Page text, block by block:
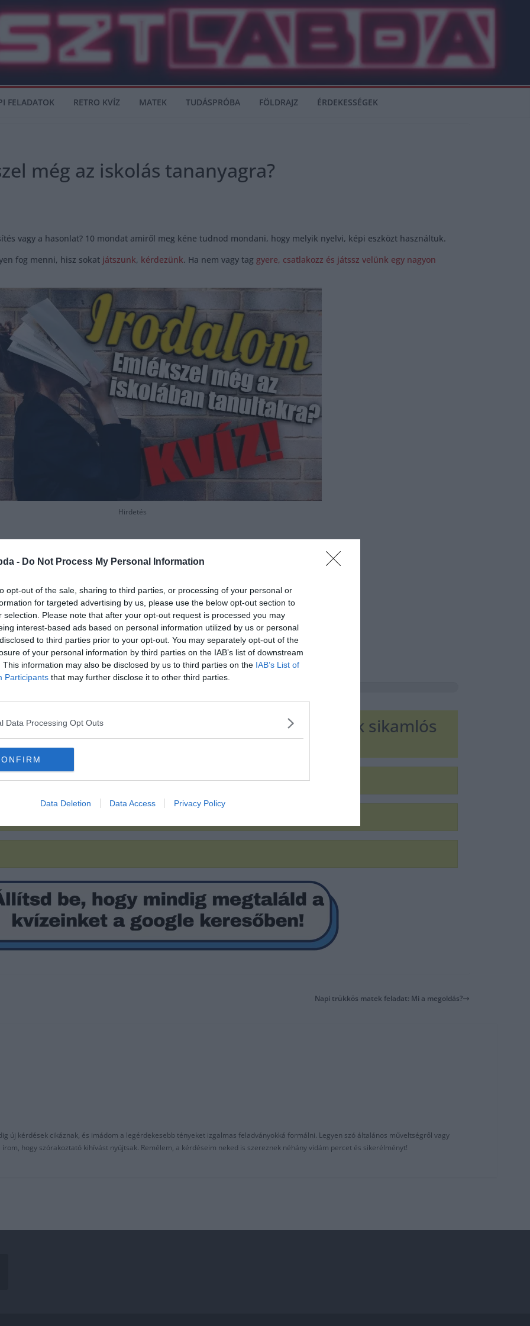
- Do Not Process My Personal Information
opt-out of the sale, sharing to third parties, or processing of your personal or
for targeted advertising by us, please use the below opt-out section to
selection. Please note that after your opt-out request is processed you may
interest-based ads based on personal information utilized by us or personal
to third parties prior to your opt-out. You may separately opt-out of the
of your personal information by third parties on the IAB’s list of downstream
This information may also be disclosed by us to third parties on the IAB’s List of
Participants that may further disclose it to other third parties.
Data Processing Opt Outs
Data Deletion Data Access Privacy Policy
FELADATOK RETRO KVÍZ MATEK TUDÁSPRÓBA FÖLDRAJZ ÉRDEKESSÉGEK
még az iskolás tananyagra?
vagy a hasonlat? 10 mondat amiről meg kéne tudnod mondani, hogy melyik nyelvi, képi eszközt használtuk.
fog menni, hisz sokat játszunk, kérdezünk. Ha nem vagy tag gyere, csatlakozz és játssz velünk egy nagyon
Hirdetés
ebben a mondatban? "Sári és Sanyi sok sikamlós
Siónál."
Napi trükkös matek feladat: Mi a megoldás?
új kérdések cikáznak, és imádom a legérdekesebb tényeket izgalmas feladványokká formálni. Legyen szó általános műveltségről vagy
hogy szórakoztató kihívást nyújtsak. Remélem, a kérdéseim neked is szereznek néhány vidám percet és sikerélményt!